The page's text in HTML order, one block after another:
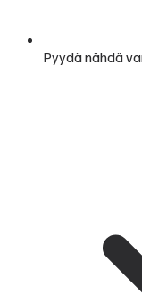
Pyydä nähdä